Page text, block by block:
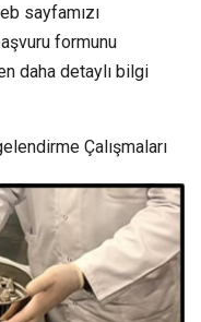
sayfamızı
formunu
daha detaylı bilgi
Çalışmaları